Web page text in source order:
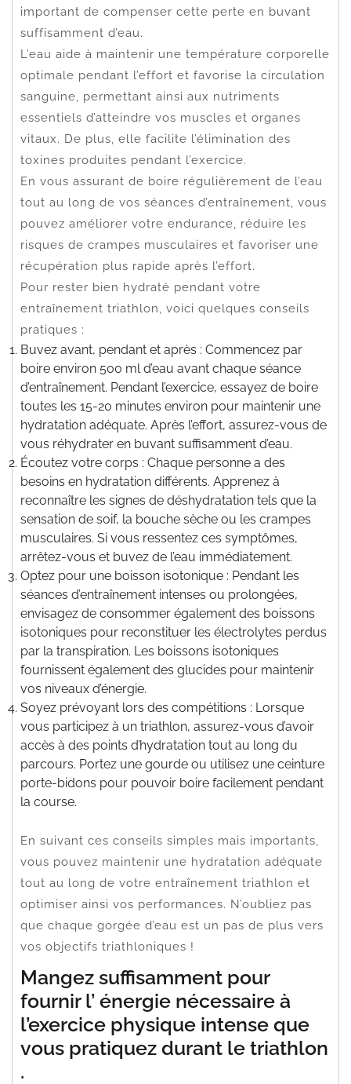
important de compenser cette perte en buvant
suffisamment d’eau.
L’eau aide à maintenir une température corporelle
optimale pendant l’effort et favorise la circulation
sanguine, permettant ainsi aux nutriments
essentiels d’atteindre vos muscles et organes
vitaux. De plus, elle facilite l’élimination des
toxines produites pendant l’exercice.
En vous assurant de boire régulièrement de l’eau
tout au long de vos séances d’entraînement, vous
pouvez améliorer votre endurance, réduire les
risques de crampes musculaires et favoriser une
récupération plus rapide après l’effort.
Pour rester bien hydraté pendant votre
entraînement triathlon, voici quelques conseils
pratiques :
Buvez avant, pendant et après : Commencez par
boire environ 500 ml d’eau avant chaque séance
d’entraînement. Pendant l’exercice, essayez de boire
toutes les 15-20 minutes environ pour maintenir une
hydratation adéquate. Après l’effort, assurez-vous de
vous réhydrater en buvant suffisamment d’eau.
Écoutez votre corps : Chaque personne a des
besoins en hydratation différents. Apprenez à
reconnaître les signes de déshydratation tels que la
sensation de soif, la bouche sèche ou les crampes
musculaires. Si vous ressentez ces symptômes,
arrêtez-vous et buvez de l’eau immédiatement.
Optez pour une boisson isotonique : Pendant les
séances d’entraînement intenses ou prolongées,
envisagez de consommer également des boissons
isotoniques pour reconstituer les électrolytes perdus
par la transpiration. Les boissons isotoniques
fournissent également des glucides pour maintenir
vos niveaux d’énergie.
Soyez prévoyant lors des compétitions : Lorsque
vous participez à un triathlon, assurez-vous d’avoir
accès à des points d’hydratation tout au long du
parcours. Portez une gourde ou utilisez une ceinture
porte-bidons pour pouvoir boire facilement pendant
la course.
En suivant ces conseils simples mais importants,
vous pouvez maintenir une hydratation adéquate
tout au long de votre entraînement triathlon et
optimiser ainsi vos performances. N’oubliez pas
que chaque gorgée d’eau est un pas de plus vers
vos objectifs triathloniques !
Mangez suffisamment pour
fournir l’ énergie nécessaire à
l’exercice physique intense que
vous pratiquez durant le triathlon
.